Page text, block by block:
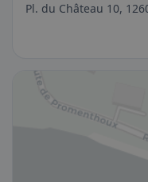
Pl. du Château 10,